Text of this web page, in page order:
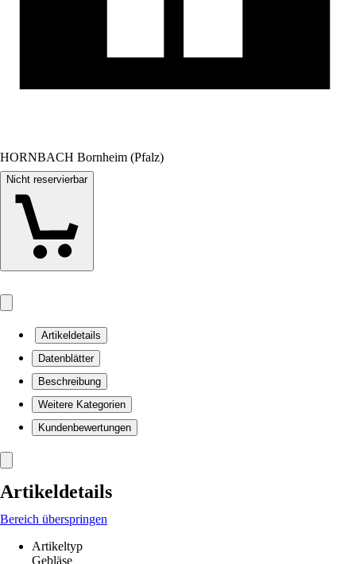
HORNBACH Bornheim (Pfalz)
Nicht reservierbar
Artikeldetails
Datenblätter
Beschreibung
Weitere Kategorien
Kundenbewertungen
Artikeldetails
Bereich überspringen
Artikeltyp
Gebläse